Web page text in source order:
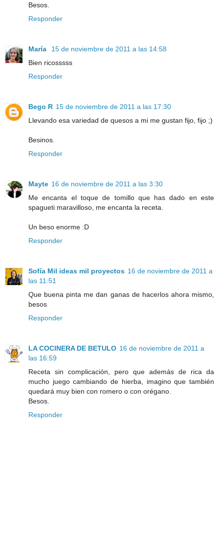
Besos.
Responder
María
15 de noviembre de 2011 a las 14:58
Bien ricosssss
Responder
Bego R 15 de noviembre de 2011 a las 17:30
Llevando esa variedad de quesos a mi me gustan fijo, fijo ;)
Besinos.
Responder
Mayte 16 de noviembre de 2011 a las 3:30
Me encanta el toque de tomillo que has dado en este
spagueti maravilloso, me encanta la receta.
Un beso enorme :D
Responder
Sofía Mil ideas mil proyectos 16 de noviembre de 2011 a
las 11:51
Que buena pinta me dan ganas de hacerlos ahora mismo,
besos
Responder
LA COCINERA DE BETULO 16 de noviembre de 2011 a
las 16:59
Receta sin complicación, pero que además de rica da
mucho juego cambiando de hierba, imagino que también
quedará muy bien con romero o con orégano.
Besos.
Responder